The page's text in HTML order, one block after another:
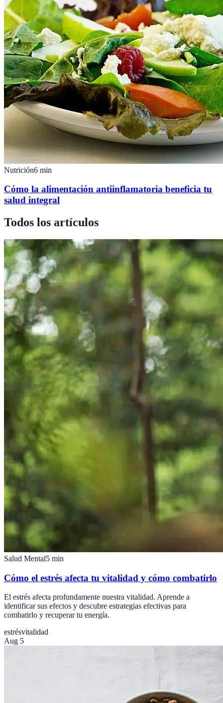
Nutrición6 min
Cómo la alimentación antiinflamatoria beneficia tu
salud integral
Todos los artículos
Salud Mental5 min
Cómo el estrés afecta tu vitalidad y cómo combatirlo
El estrés afecta profundamente nuestra vitalidad. Aprende a
identificar sus efectos y descubre estrategias efectivas para
combatirlo y recuperar tu energía.
estrésvitalidad
Aug 5